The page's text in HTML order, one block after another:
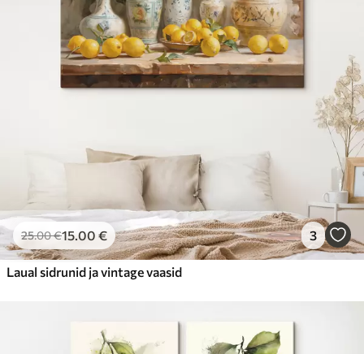
Hind Alates23.00€
25.00€15.00 € 3
Laual sidrunid ja vintage vaasid